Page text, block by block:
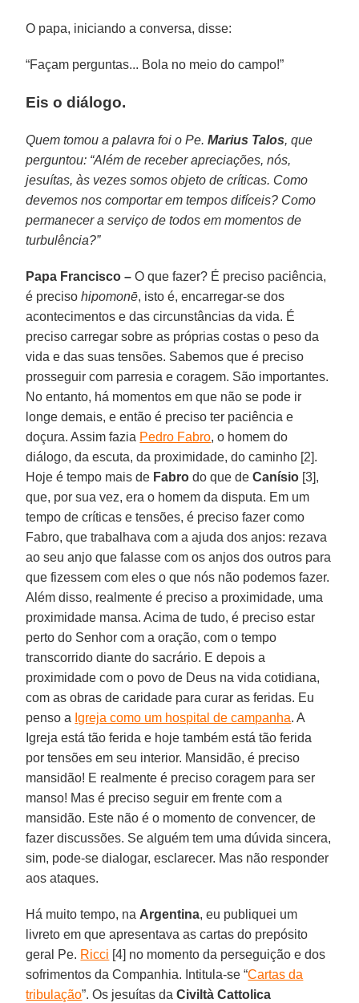
O papa, iniciando a conversa, disse:
“Façam perguntas... Bola no meio do campo!”
Eis o diálogo.
Quem tomou a palavra foi o Pe. Marius Talos, que
perguntou: “Além de receber apreciações, nós,
jesuítas, às vezes somos objeto de críticas. Como
devemos nos comportar em tempos difíceis? Como
permanecer a serviço de todos em momentos de
turbulência?”
Papa Francisco – O que fazer? É preciso paciência,
é precisohipomonē, isto é, encarregar-se dos
acontecimentos e das circunstâncias da vida. É
preciso carregar sobre as próprias costas o peso da
vida e das suas tensões. Sabemos que é preciso
prosseguir com parresia e coragem. São importantes.
No entanto, há momentos em que não se pode ir
longe demais, e então é preciso ter paciência e
doçura. Assim fazia Pedro Fabro, o homem do
diálogo, da escuta, da proximidade, do caminho [2].
Hoje é tempo mais de Fabro do que deCanísio [3],
que, por sua vez, era o homem da disputa. Em um
tempo de críticas e tensões, é preciso fazer como
Fabro, que trabalhava com a ajuda dos anjos: rezava
ao seu anjo que falasse com os anjos dos outros para
que fizessem com eles o que nós não podemos fazer.
Além disso, realmente é preciso a proximidade, uma
proximidade mansa. Acima de tudo, é preciso estar
perto do Senhor com a oração, com o tempo
transcorrido diante do sacrário. E depois a
proximidade com o povo de Deus na vida cotidiana,
com as obras de caridade para curar as feridas. Eu
penso a Igreja como um hospital de campanha. A
Igreja está tão ferida e hoje também está tão ferida
por tensões em seu interior. Mansidão, é preciso
mansidão! E realmente é preciso coragem para ser
manso! Mas é preciso seguir em frente com a
mansidão. Este não é o momento de convencer, de
fazer discussões. Se alguém tem uma dúvida sincera,
sim, pode-se dialogar, esclarecer. Mas não responder
aos ataques.
Há muito tempo, na Argentina, eu publiquei um
livreto em que apresentava as cartas do prepósito
geral Pe. Ricci [4] no momento da perseguição e dos
sofrimentos da Companhia. Intitula-se “Cartas da
tribulação”. Os jesuítas daCiviltà Cattolica